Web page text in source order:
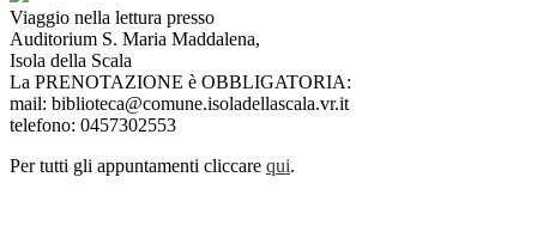
Viaggio nella lettura presso
Auditorium S. Maria Maddalena,
Isola della Scala
La PRENOTAZIONE è OBBLIGATORIA:
mail: biblioteca@comune.isoladellascala.vr.it
telefono: 0457302553
Per tutti gli appuntamenti cliccare qui.